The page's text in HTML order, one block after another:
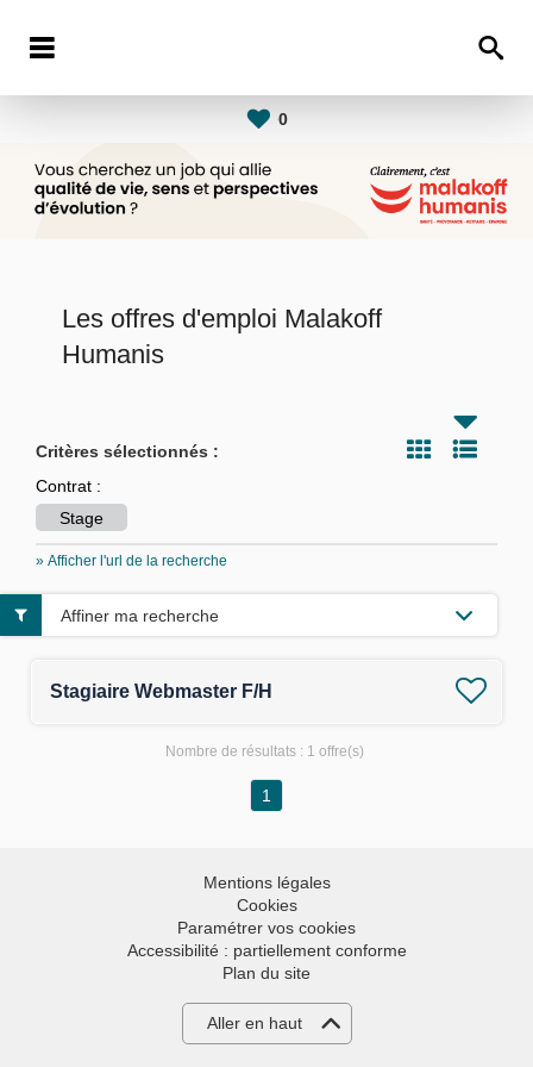
0
Les offres d'emploi Malakoff
Humanis
Critères sélectionnés :
Contrat :
Stage
» Afficher l'url de la recherche
Stagiaire Webmaster F/H
Affiner ma recherche
Nombre de résultats : 1 offre(s)
1
Mentions légales
Cookies
Paramétrer vos cookies
Accessibilité : partiellement conforme
Plan du site
Aller en haut